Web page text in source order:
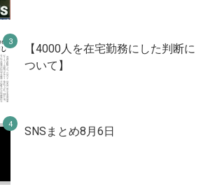
【4000人を在宅勤務にした判断に
ついて】
SNSまとめ8月6日